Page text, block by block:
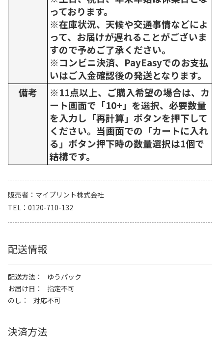
っております。
※在庫状況、天候や交通事情などによ
って、お届けが遅れることがございま
すので予めご了承ください。
※コンビニ決済、PayEasyでのお支払
いはご入金確認後の発送となります。
備考
※11点以上、ご購入希望の場合は、カ
ート画面で「10+」を選択、必要数量
を入力し「再計算」ボタンを押下して
ください。当画面での「カートに入れ
る」ボタン押下時の数量選択は1個で
結構です。
販売者
マイプリント株式会社
TEL
0120-710-132
配送情報
配送方法
ゆうパック
お届け日
指定不可
のし
対応不可
決済方法